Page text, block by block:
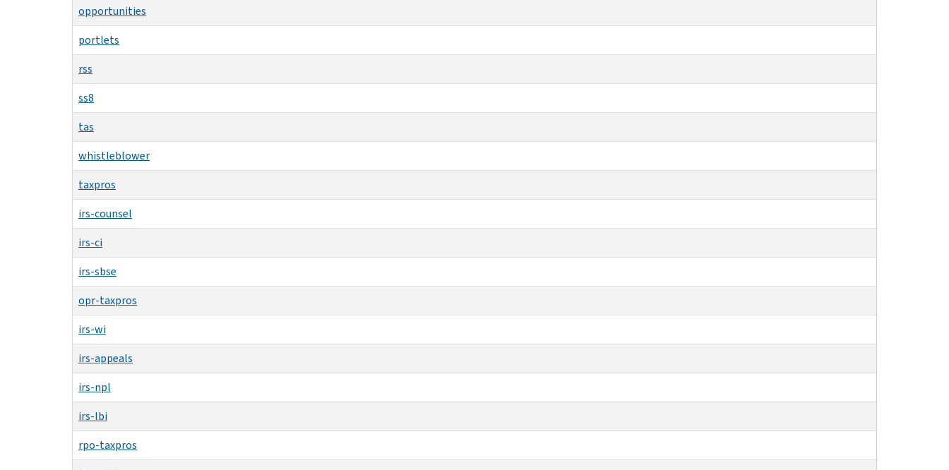
opportunities
portlets
rss
ss8
tas
whistleblower
taxpros
irs-counsel
irs-ci
irs-sbse
opr-taxpros
irs-wi
irs-appeals
irs-npl
irs-lbi
rpo-taxpros